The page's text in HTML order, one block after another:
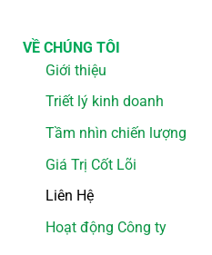
VỀ CHÚNG TÔI
Giới thiệu
Triết lý kinh doanh
Tầm nhìn chiến lượng
Giá Trị Cốt Lõi
Liên Hệ
Hoạt động Công ty